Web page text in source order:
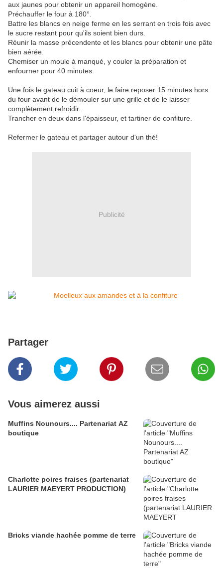
aux jaunes pour obtenir un appareil homogène.
Préchauffer le four à 180°.
Battre les blancs en neige ferme en les serrant en trois fois avec
le sucre restant pour qu'ils soient bien durs.
Réunir la masse précendente et les blancs pour obtenir une pâte
bien aérée.
Chemiser un moule à manqué, y couler la préparation et
enfourner pour 40 minutes.
Une fois le gateau cuit à coeur, le faire reposer 15 minutes hors
du four avant de le démouler sur une grille et de le laisser
complètement refroidir.
Trancher en deux dans l'épaisseur, et tartiner de confiture.
Refermer le gateau et partager autour d'un thé!
Publicité
Partager
Vous aimerez aussi
Muffins Nounours.... Partenariat AZ
boutique
Charlotte poires fraises (partenariat
LAURIER MAEYERT PRODUCTION)
Bricks viande hachée pomme de terre